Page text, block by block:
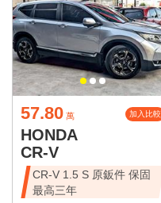
57.80 萬 加入比較
HONDA
CR-V
CR-V 1.5 S 原鈑件 保固
最高三年